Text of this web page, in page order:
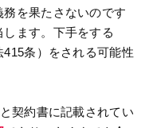
を果たさないのです
します。下手をする
条）をされる可能性
契約書に記載されてい